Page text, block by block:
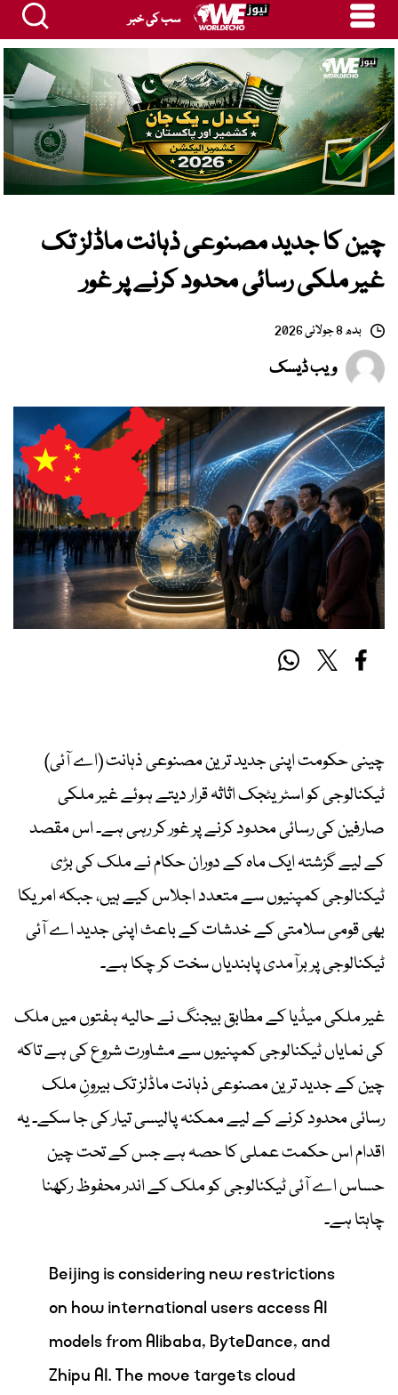
سب کی خبر
چین کا جدید مصنوعی ذہانت ماڈلز تک
غیر ملکی رسائی محدود کرنے پر غور
بدھ 8 جولائی 2026
ویب ڈیسک
چینی حکومت اپنی جدید ترین مصنوعی ذہانت (اے آئی)
ٹیکنالوجی کو اسٹریٹجک اثاثہ قرار دیتے ہوئے غیر ملکی
صارفین کی رسائی محدود کرنے پر غور کر رہی ہے۔ اس مقصد
کے لیے گزشتہ ایک ماہ کے دوران حکام نے ملک کی بڑی
ٹیکنالوجی کمپنیوں سے متعدد اجلاس کیے ہیں، جبکہ امریکا
بھی قومی سلامتی کے خدشات کے باعث اپنی جدید اے آئی
ٹیکنالوجی پر برآمدی پابندیاں سخت کر چکا ہے۔
غیر ملکی میڈیا کے مطابق بیجنگ نے حالیہ ہفتوں میں ملک
کی نمایاں ٹیکنالوجی کمپنیوں سے مشاورت شروع کی ہے تاکہ
چین کے جدید ترین مصنوعی ذہانت ماڈلز تک بیرونِ ملک
رسائی محدود کرنے کے لیے ممکنہ پالیسی تیار کی جا سکے۔ یہ
اقدام اس حکمت عملی کا حصہ ہے جس کے تحت چین
حساس اے آئی ٹیکنالوجی کو ملک کے اندر محفوظ رکھنا
چاہتا ہے۔
Beijing is considering new restrictions
on how international users access AI
models from Alibaba, ByteDance, and
Zhipu AI. The move targets cloud